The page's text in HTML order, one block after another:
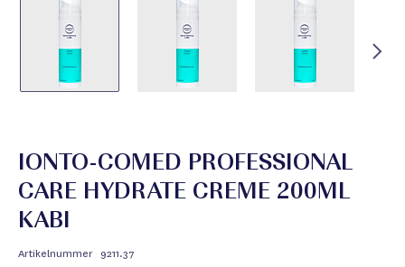
IONTO-COMED PROFESSIONAL
CARE HYDRATE CREME 200ML
KABI
Artikelnummer 9211.37